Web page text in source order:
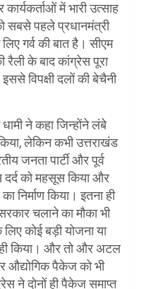
में भारी उत्साह
सबसे पहले प्रधानमंत्री
गर्व की बात है। सीएम
रैली के बाद कांग्रेस पूरा
विपक्षी दलों की बेचैनी
ने कहा जिन्होंने लंबे
लेकिन कभी उत्तराखंड
जनता पार्टी और पूर्व
दर्द को महसूस किया और
निर्माण किया। इतना ही
चलाने का मौका भी
कोई बड़ी योजना या
किया। और तो और अटल
औद्योगिक पैकेज को भी
ने दोनों ही पैकेज समाप्त